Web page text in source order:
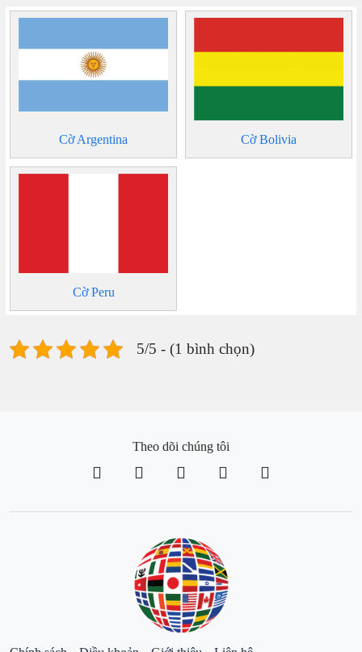
Cờ Argentina Cờ Bolivia
Cờ Peru
5/5 - (1 bình chọn)
Theo dõi chúng tôi